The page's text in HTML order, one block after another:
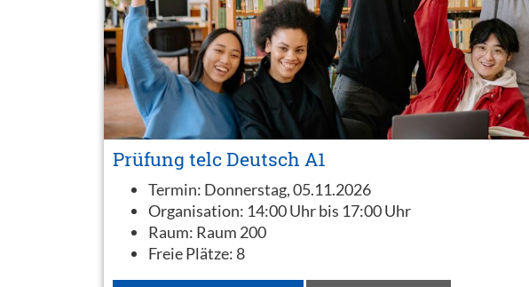
Prüfung telc Deutsch A1
Termin: Donnerstag, 05.11.2026
Organisation: 14:00 Uhr bis 17:00 Uhr
Raum: Raum 200
Freie Plätze: 8